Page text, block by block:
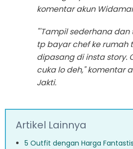
komentar akun
"'Tampil sederhana
tp bayar chef ke rumah
dipasang di insta story.
cuka lo deh," komentar
Jakti.
Artikel Lainnya
5 Outfit dengan Harga